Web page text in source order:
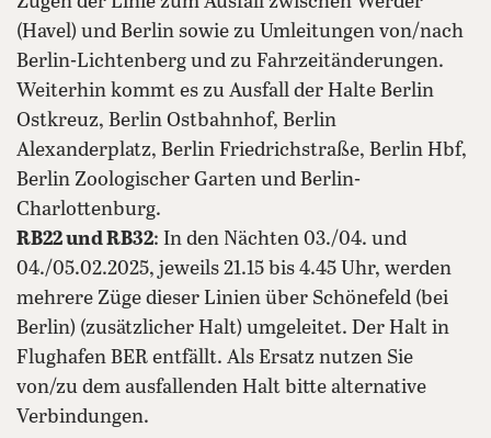
(Havel) und Berlin sowie zu Umleitungen von/nach
Berlin-Lichtenberg und zu Fahrzeitänderungen.
Weiterhin kommt es zu Ausfall der Halte Berlin
Ostkreuz, Berlin Ostbahnhof, Berlin
Alexanderplatz, Berlin Friedrichstraße, Berlin Hbf,
Berlin Zoologischer Garten und Berlin-
Charlottenburg.
RB22 und RB32: In den Nächten 03./04. und
04./05.02.2025, jeweils 21.15 bis 4.45 Uhr, werden
mehrere Züge dieser Linien über Schönefeld (bei
Berlin) (zusätzlicher Halt) umgeleitet. Der Halt in
Flughafen BER entfällt. Als Ersatz nutzen Sie
von/zu dem ausfallenden Halt bitte alternative
Verbindungen.